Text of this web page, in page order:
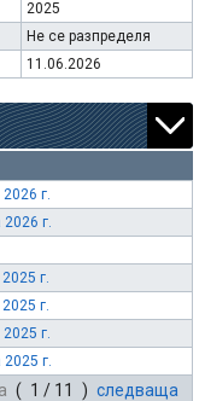
2025
Не се разпределя
11.06.2026
г.
г.
г.
г.
г.
г.
( 1 / 11 ) следваща